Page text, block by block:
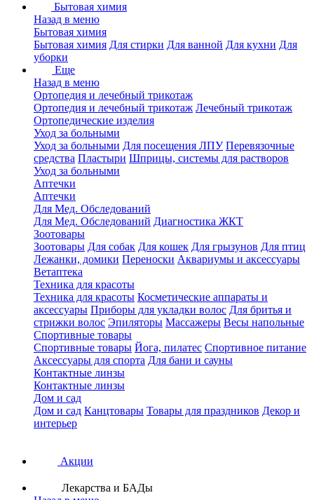
Бытовая химия
Назад в меню
Бытовая химия
Бытовая химия Для стирки Для ванной Для кухни Для
уборки
Еще
Назад в меню
Ортопедия и лечебный трикотаж
Ортопедия и лечебный трикотаж Лечебный трикотаж
Ортопедические изделия
Уход за больными
Уход за больными Для посещения ЛПУ Перевязочные
средства Пластыри Шприцы, системы для растворов
Уход за больными
Аптечки
Аптечки
Для Мед. Обследований
Для Мед. Обследований Диагностика ЖКТ
Зоотовары
Зоотовары Для собак Для кошек Для грызунов Для птиц
Лежанки, домики Переноски Аквариумы и аксессуары
Ветаптека
Техника для красоты
Техника для красоты Косметические аппараты и
аксессуары Приборы для укладки волос Для бритья и
стрижки волос Эпиляторы Массажеры Весы напольные
Спортивные товары
Спортивные товары Йога, пилатес Спортивное питание
Аксессуары для спорта Для бани и сауны
Контактные линзы
Контактные линзы
Дом и сад
Дом и сад Канцтовары Товары для праздников Декор и
интерьер
Акции
Лекарства и БАДы